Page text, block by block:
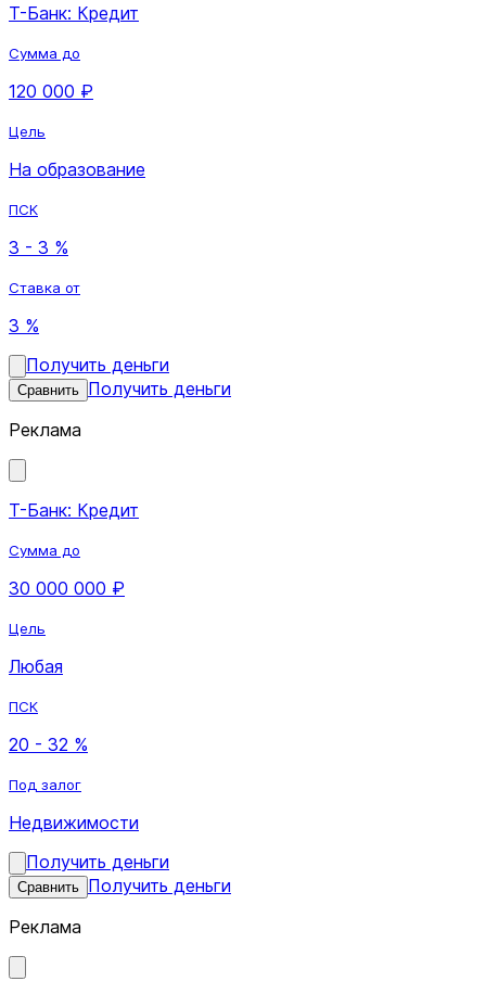
Т-Банк: Кредит
Сумма до
120 000 ₽
Цель
На образование
ПСК
3 - 3 %
Ставка от
3 %
Получить деньги
Сравнить Получить деньги
Реклама
Т-Банк: Кредит
Сумма до
30 000 000 ₽
Цель
Любая
ПСК
20 - 32 %
Под залог
Недвижимости
Получить деньги
Сравнить Получить деньги
Реклама